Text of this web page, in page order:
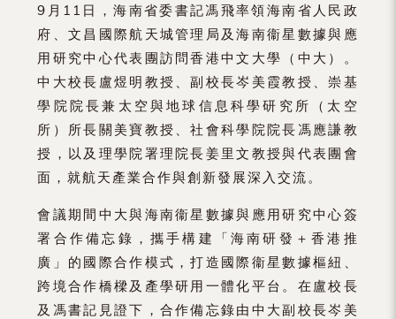
9月11日，海南省委書記馮飛率領海南省人民政
府、文昌國際航天城管理局及海南衞星數據與應
用研究中心代表團訪問香港中文大學（中大）。
中大校長盧煜明教授、副校長岑美霞教授、崇基
學院院長兼太空與地球信息科學研究所（太空
所）所長關美寶教授、社會科學院院長馮應謙教
授，以及理學院署理院長姜里文教授與代表團會
面，就航天產業合作與創新發展深入交流。
會議期間中大與海南衞星數據與應用研究中心簽
署合作備忘錄，攜手構建「海南研發＋香港推
廣」的國際合作模式，打造國際衞星數據樞紐、
跨境合作橋樑及產學研用一體化平台。在盧校長
及馮書記見證下，合作備忘錄由中大副校長岑美